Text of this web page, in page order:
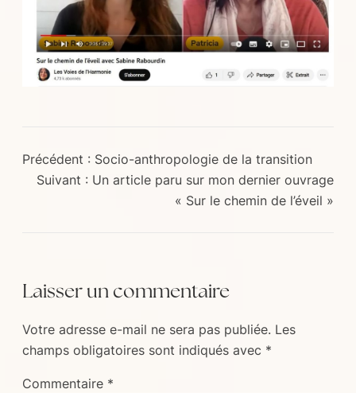
Précédent : Socio-anthropologie de la transition
Suivant : Un article paru sur mon dernier ouvrage
« Sur le chemin de l’éveil »
Laisser un commentaire
Votre adresse e-mail ne sera pas publiée. Les
champs obligatoires sont indiqués avec *
Commentaire *